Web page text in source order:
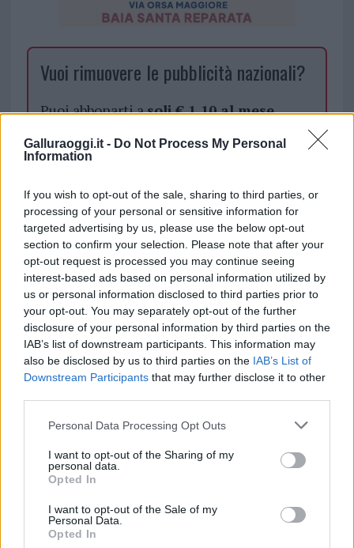
Galluraoggi.it - Do Not Process My Personal
Information
If you wish to opt-out of the sale, sharing to third parties, or
processing of your personal or sensitive information for
targeted advertising by us, please use the below opt-out
section to confirm your selection. Please note that after your
opt-out request is processed you may continue seeing
interest-based ads based on personal information utilized by
us or personal information disclosed to third parties prior to
your opt-out. You may separately opt-out of the further
disclosure of your personal information by third parties on the
IAB’s list of downstream participants. This information may
also be disclosed by us to third parties on the IAB’s List of
Downstream Participants that may further disclose it to other
Please note that this website/app uses one or more Google
not limited to your visit or usage behaviour. You may click to
grant or deny consent to Google and its third-party tags to
use your data for below specified purposes in below Google
consent section.
Personal Data Processing Opt Outs
I want to opt-out of the Sharing of my
personal data.
Opted In
I want to opt-out of the Sale of my
Personal Data.
Opted In
Vuoi rimuovere le pubblicità nazionali?
Puoi abbonarti asoli € 1,10 al mese
Puoi effettuare l'accesso andando nella
sezioneLogindal menù del sito o
cliccandoqui
TEMI:
Carabinieri La Maddalena
Hashish La Maddalena
Marijuana La Maddalena
Spaccio La Maddalena
GalluraOggi.it
Inviaci le tue segnalazioni,
i tuoi video e le tue foto